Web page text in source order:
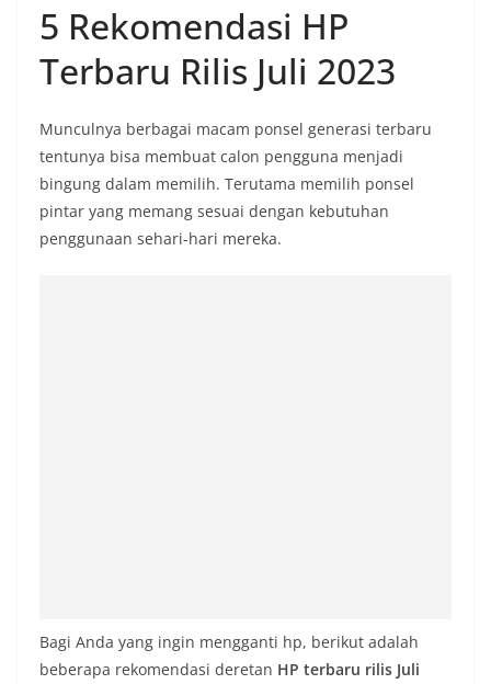
5 Rekomendasi HP
Terbaru Rilis Juli 2023
Munculnya berbagai macam ponsel generasi terbaru
tentunya bisa membuat calon pengguna menjadi
bingung dalam memilih. Terutama memilih ponsel
pintar yang memang sesuai dengan kebutuhan
penggunaan sehari-hari mereka.
Bagi Anda yang ingin mengganti hp, berikut adalah
beberapa rekomendasi deretan HP terbaru rilis Juli